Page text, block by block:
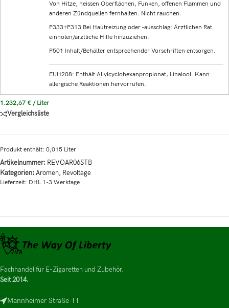
Von Hitze, heissen Oberflächen, Funken, offenen Flammen und
anderen Zündquellen fernhalten. Nicht rauchen.
P333+P313 Bei Hautreizung oder -ausschlag: Ärztlichen Rat
einholen/ärztliche Hilfe hinzuziehen.
P501 Inhalt/Behälter entsprechender Vorschriften entsorgen.
EUH208: Enthält Allylcyclohexanpropionat, Linalool. Kann
allergische Reaktionen hervorrufen.
1.232,67 € / Liter
Vergleichsliste
Produkt enthält: 0,015 Liter
Artikelnummer: REVOAR06STB
Kategorien: Aromen, Revoltage
Lieferzeit: DHL 1-3 Werktage
Fachhandel für E-Zigaretten und Zubehör.
Seit 2014.
Mannheimer Straße 11